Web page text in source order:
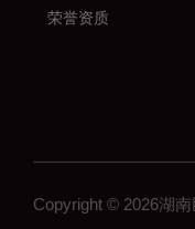
荣誉资质
Copyright © 2026湖